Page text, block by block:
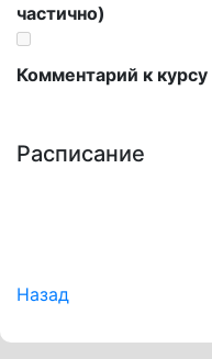
частично)
Комментарий к курсу
Расписание
Назад